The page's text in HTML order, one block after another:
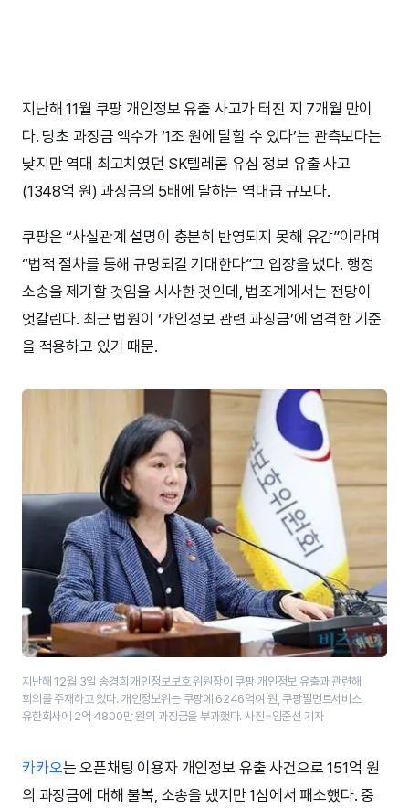
지난해 11월 쿠팡 개인정보 유출 사고가 터진 지 7개월 만이
다. 당초 과징금 액수가 ‘1조 원에 달할 수 있다’는 관측보다는
낮지만 역대 최고치였던 SK텔레콤 유심 정보 유출 사고
(1348억 원) 과징금의 5배에 달하는 역대급 규모다.
쿠팡은 “사실관계 설명이 충분히 반영되지 못해 유감”이라며
“법적 절차를 통해 규명되길 기대한다”고 입장을 냈다. 행정
소송을 제기할 것임을 시사한 것인데, 법조계에서는 전망이
엇갈린다. 최근 법원이 ‘개인정보 관련 과징금’에 엄격한 기준
을 적용하고 있기 때문.
지난해 12월 3일 송경희 개인정보보호 위원장이 쿠팡 개인정보 유출과 관련해
회의를 주재하고 있다. 개인정보위는 쿠팡에 6246억여 원, 쿠팡필먼트서비스
유한회사에 2억 4800만 원의 과징금을 부과했다. 사진=임준선 기자
카카오는 오픈채팅 이용자 개인정보 유출 사건으로 151억 원
의 과징금에 대해 불복, 소송을 냈지만 1심에서 패소했다. 중